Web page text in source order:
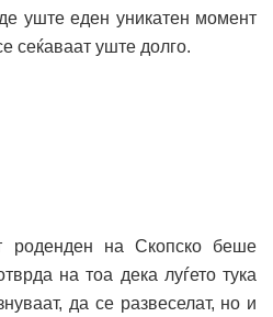
уште еден уникатен момент
сеќаваат уште долго.
роденден на Скопско беше
на тоа дека луѓето тука
да се развеселат, но и